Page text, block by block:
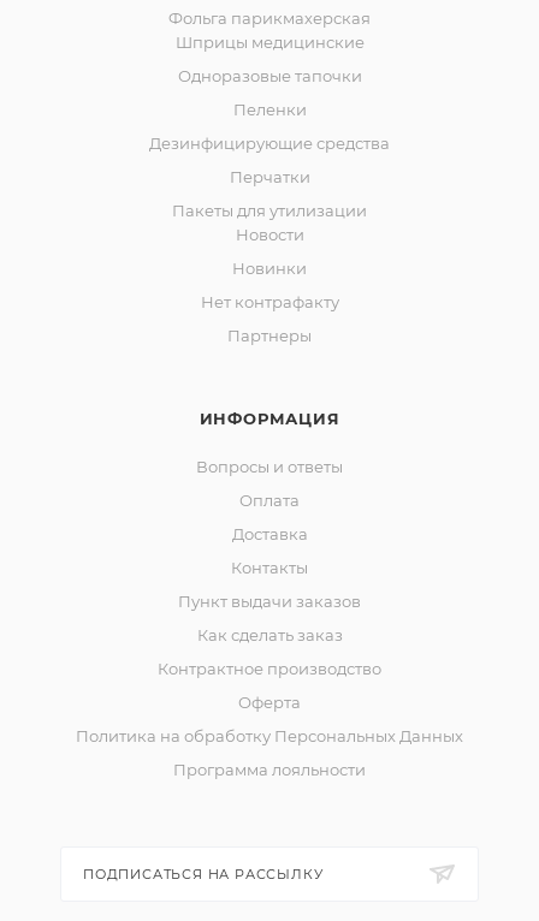
Фольга парикмахерская
Шприцы медицинские
Одноразовые тапочки
Пеленки
Дезинфицирующие средства
Перчатки
Пакеты для утилизации
Новости
Новинки
Нет контрафакту
Партнеры
ИНФОРМАЦИЯ
Вопросы и ответы
Оплата
Доставка
Контакты
Пункт выдачи заказов
Как сделать заказ
Контрактное производство
Оферта
Политика на обработку Персональных Данных
Программа лояльности
ПОДПИСАТЬСЯ НА РАССЫЛКУ